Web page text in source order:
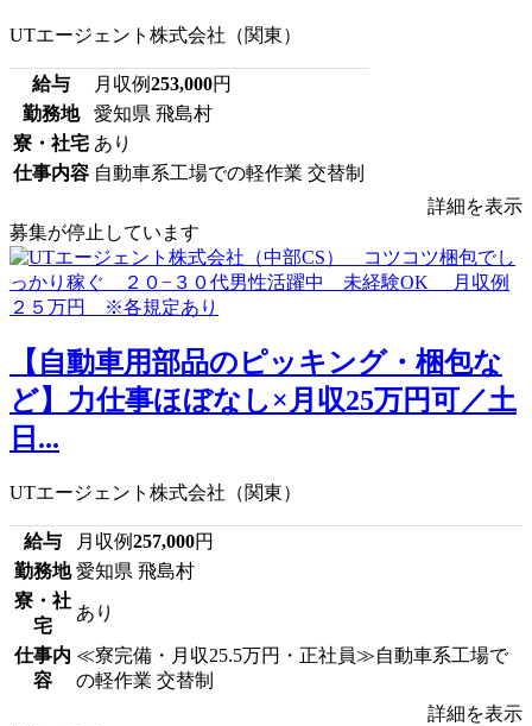
UTエージェント株式会社（関東）
給与 月収例253,000円
勤務地
愛知県 飛島村
寮・社宅 あり
仕事内容 自動車系工場での軽作業 交替制
詳細を表示
募集が停止しています
【自動車用部品のピッキング・梱包な
ど】力仕事ほぼなし×月収25万円可／土
日...
UTエージェント株式会社（関東）
給与 月収例257,000円
勤務地 愛知県 飛島村
寮・社
宅
あり
仕事内
容
≪寮完備・月収25.5万円・正社員≫自動車系工場で
の軽作業 交替制
詳細を表示